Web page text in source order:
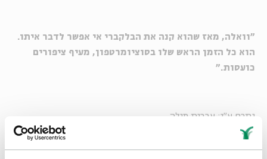
"וואלה, מאז שהוא קנה את הבלקברי אי אפשר לדבר איתו.
הוא כל הזמן הראש שלו בסוציומרטפון, מעיף ציפורים
כועסות."
נתרם ע"י: עברית מילה.